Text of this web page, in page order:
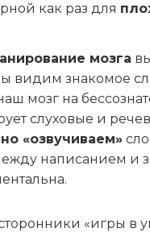
как раз для
мозга
видим знакомое
мозг на
слуховые и
«озвучиваем»
написанием и
«игры в